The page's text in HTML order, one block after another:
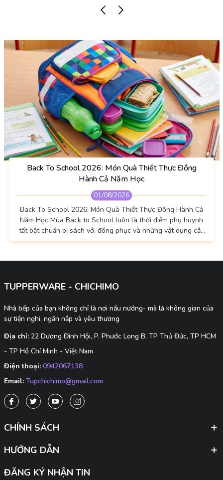
Back To School 2026: Món Quà Thiết Thực Đồng
Hành Cả Năm Học
01/08/2026
Back To School 2026: Món Quà Thiết Thực Đồng Hành Cả
Năm Học Mùa Back to School luôn là thời điểm phụ huynh
tất bật chuẩn bị sách vở, đồng phục và những vật dụng cần
thiết để bé bước vào năm học mới. Bên cạnh những món đồ
hộp cơm, hộp đựng trái cây hay hộp đựng đồ ăn nhẹ đang
TUPPERWARE - CHICHIMO
Nhà bếp của bạn không chỉ là nơi nấu nướng- mà là không gian của
sự tiện nghi, ngăn nắp và yêu thương
Địa chỉ: 22 Dương Đình Hội, P. Phước Long B, TP Thủ Đức, TP HCM
- TP Hồ Chí Minh - Việt Nam
Điện thoại: 0942067138
Email: Tupchichimo@gmail.com
CHÍNH SÁCH
HƯỚNG DẪN
ĐĂNG KÝ NHẬN TIN